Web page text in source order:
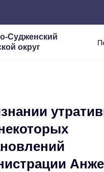
Судженский
округ